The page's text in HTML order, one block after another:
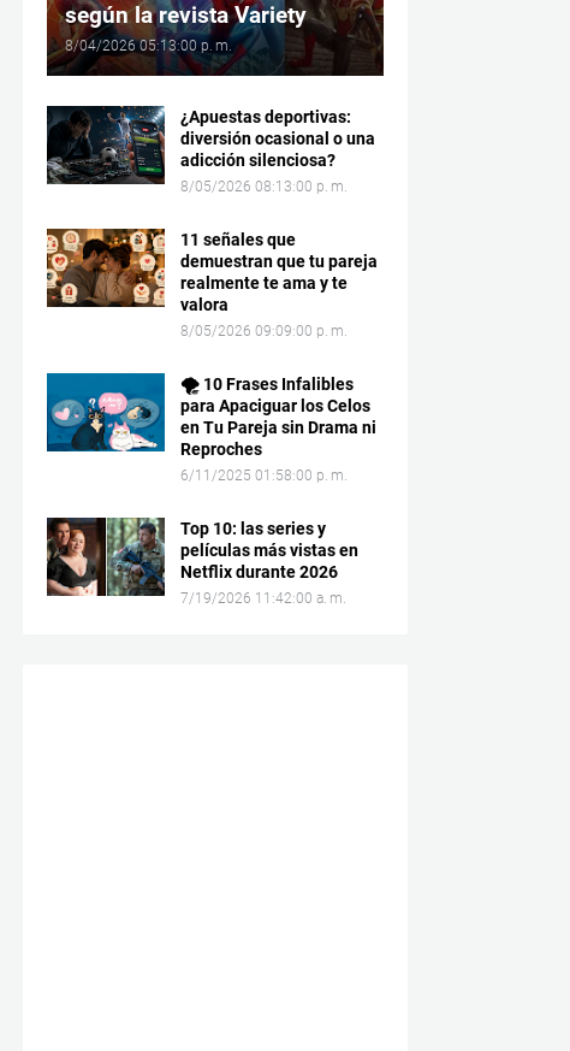
según la revista Variety
8/04/2026 05:13:00 p. m.
¿Apuestas deportivas:
diversión ocasional o una
adicción silenciosa?
8/05/2026 08:13:00 p. m.
11 señales que
demuestran que tu pareja
realmente te ama y te
valora
8/05/2026 09:09:00 p. m.
🌪️ 10 Frases Infalibles
para Apaciguar los Celos
en Tu Pareja sin Drama ni
Reproches
6/11/2025 01:58:00 p. m.
Top 10: las series y
películas más vistas en
Netflix durante 2026
7/19/2026 11:42:00 a. m.